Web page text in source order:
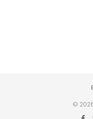
©